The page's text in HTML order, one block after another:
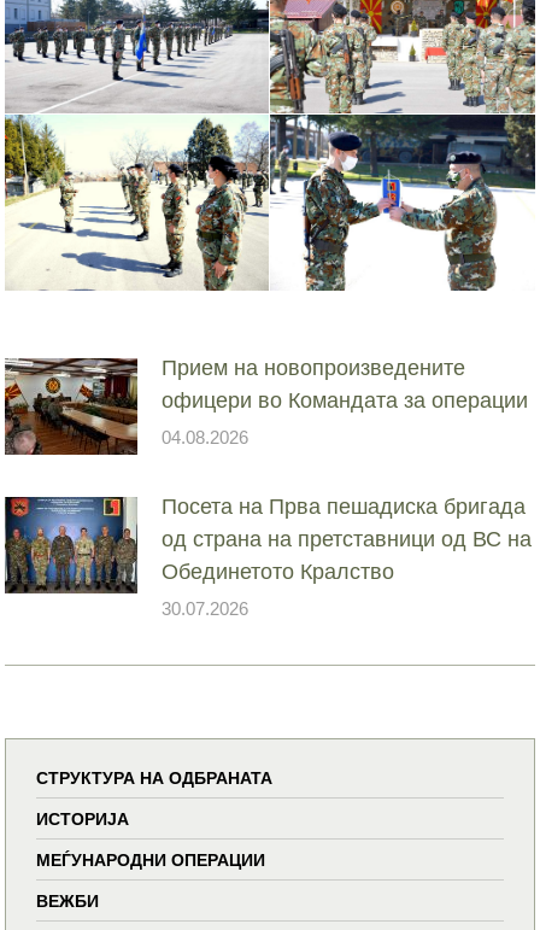
Прием на новопроизведените
офицери во Командата за операции
04.08.2026
Посета на Прва пешадиска бригада
од страна на претставници од ВС на
Обединетото Кралство
30.07.2026
СТРУКТУРА НА ОДБРАНАТА
ИСТОРИЈА
МЕЃУНАРОДНИ ОПЕРАЦИИ
ВЕЖБИ